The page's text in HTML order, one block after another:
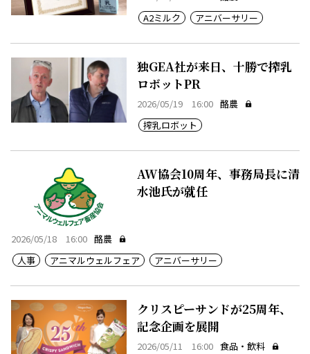
A2ミルク
アニバーサリー
独GEA社が来日、十勝で搾乳
ロボットPR
2026/05/19 16:00 酪農
搾乳ロボット
AW協会10周年、事務局長に清
水池氏が就任
2026/05/18 16:00 酪農
人事
アニマルウェルフェア アニバーサリー
クリスピーサンドが25周年、
記念企画を展開
2026/05/11 16:00 食品・飲料